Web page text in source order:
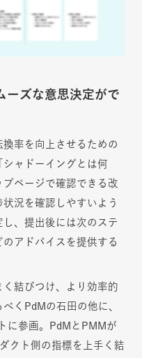
ーズな意思決定がで
率を向上させるための
ャドーイングとは何
ページで確認できる改
況を確認しやすいよう
、提出後には次のステ
アドバイスを提供する
結びつけ、より効率的
くPdMの石田の他に、
に参画。PdMとPMMが
クト側の指標を上手く結